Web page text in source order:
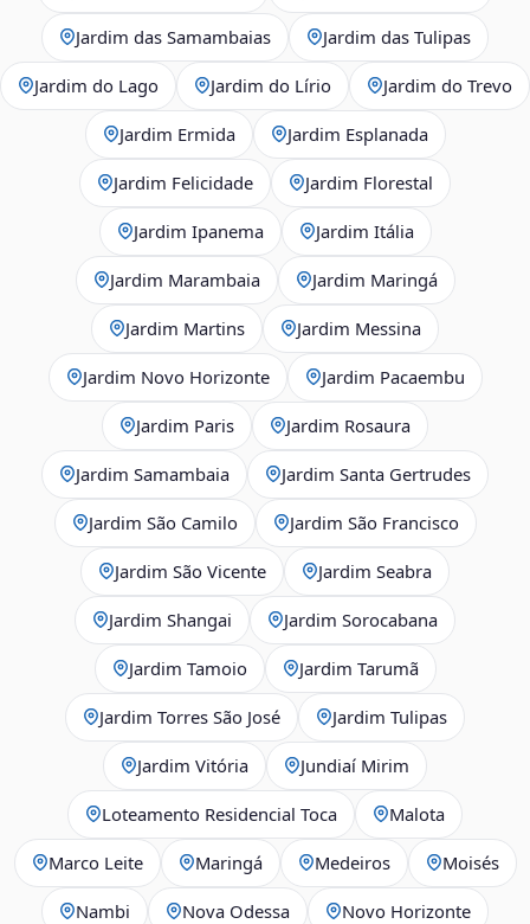
Jardim das Samambaias Jardim das Tulipas
Jardim do Lago Jardim do Lírio Jardim do Trevo
Jardim Ermida Jardim Esplanada
Jardim Felicidade Jardim Florestal
Jardim Ipanema Jardim Itália
Jardim Marambaia Jardim Maringá
Jardim Martins Jardim Messina
Jardim Novo Horizonte Jardim Pacaembu
Jardim Paris Jardim Rosaura
Jardim Samambaia Jardim Santa Gertrudes
Jardim São Camilo Jardim São Francisco
Jardim São Vicente Jardim Seabra
Jardim Shangai Jardim Sorocabana
Jardim Tamoio Jardim Tarumã
Jardim Torres São José Jardim Tulipas
Jardim Vitória Jundiaí Mirim
Loteamento Residencial Toca Malota
Marco Leite Maringá Medeiros Moisés
Nambi Nova Odessa Novo Horizonte